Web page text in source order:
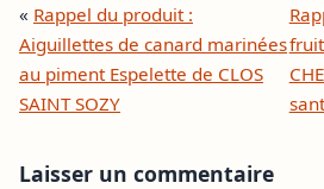
« Rappel du produit :
Aiguillettes de canard marinées
au piment Espelette de CLOS
SAINT SOZY
Laisser un commentaire